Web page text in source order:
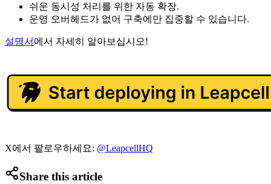
쉬운 동시성 처리를 위한 자동 확장.
운영 오버헤드가 없어 구축에만 집중할 수 있습니다.
설명서 에서 자세히 알아보십시오!
X에서 팔로우하세요: @LeapcellHQ
Share this article